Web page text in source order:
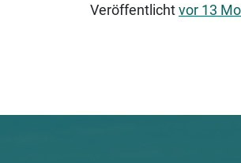
Veröffentlichtvor 13